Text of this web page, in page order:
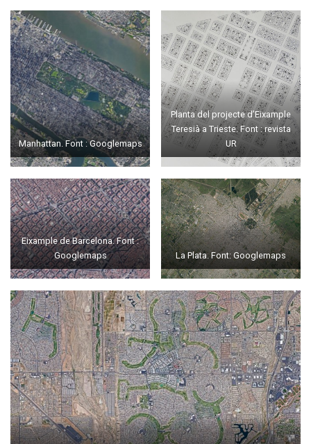
Manhattan. Font : Googlemaps
Planta del projecte d’Eixample
Teresià a Trieste. Font : revista
UR
Eixample de Barcelona. Font :
Googlemaps
La Plata. Font: Googlemaps